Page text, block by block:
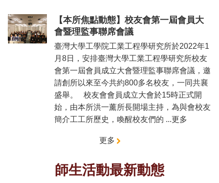
學
管
道
【本所焦點動態】校友會第一屆會員大
會暨理監事聯席會議
臺灣大學工學院工業工程學研究所於2022年1
月8日，安排臺灣大學工業工程學研究所校友
會第一屆會員成立大會暨理監事聯席會議，邀
請創所以來至今共約800多名校友，一同共襄
盛舉。 校友會會員成立大會於15時正式開
始，由本所洪一薰所長開場主持，為與會校友
簡介工工所歷史，喚醒校友們的 ...更多
更多
師生活動最新動態